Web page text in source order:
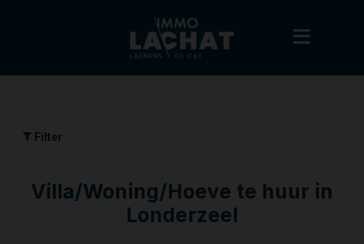
Filter
Villa/Woning/Hoeve te huur in
Londerzeel